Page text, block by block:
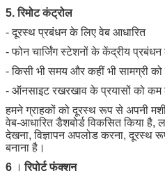
5. रिमोट कंट्रोल
- दूरस्थ प्रबंधन के लिए वेब आधारित
- फोन चार्जिंग स्टेशनों के केंद्रीय
- किसी भी समय और कहीं भी सामग्री
- ऑनसाइट रखरखाव के प्रयासों को कम
हमने ग्राहकों को दूरस्थ रूप से अपनी
वेब-आधारित डैशबोर्ड विकसित किया है,
देखना, विज्ञापन अपलोड करना,
बनाना है।
6 । रिपोर्ट फंक्शन